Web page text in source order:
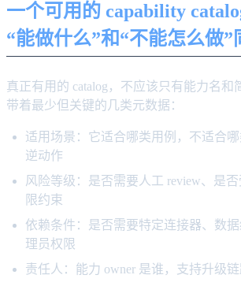
一个可用的 capability
“能做什么”和“不能怎么做”
真正有用的 catalog，不应该只有能力名和
带着最少但关键的几类元数据：
适用场景：它适合哪类用例，不适合
逆动作
风险等级：是否需要人工 review、是
限约束
依赖条件：是否需要特定连接器、数
理员权限
责任人：能力 owner 是谁，支持升级